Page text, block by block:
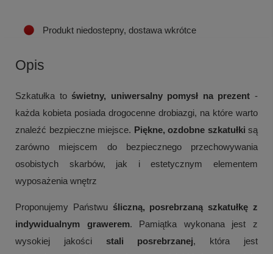
Produkt niedostepny, dostawa wkrótce
Opis
Szkatułka to świetny, uniwersalny pomysł na prezent -
każda kobieta posiada drogocenne drobiazgi, na które warto
znaleźć bezpieczne miejsce. Piękne, ozdobne szkatułki są
zarówno miejscem do bezpiecznego przechowywania
osobistych skarbów, jak i estetycznym elementem
wyposażenia wnętrz
Proponujemy Państwuśliczną, posrebrzaną szkatułkę z
indywidualnym grawerem. Pamiątka wykonana jest z
wysokiej jakości stali posrebrzanej, która jest